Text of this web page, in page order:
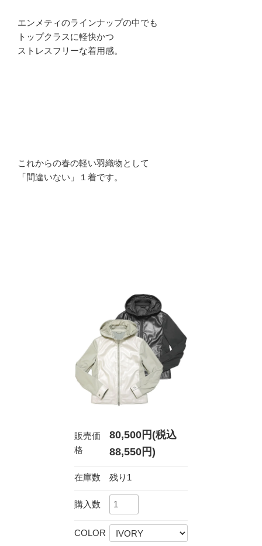
エンメティのラインナップの中でも
トップクラスに軽快かつ
ストレスフリーな着用感。
これからの春の軽い羽織物として
「間違いない」１着です。
販売価
格
80,500円(税込
88,550円)
在庫数 残り1
購入数
COLOR